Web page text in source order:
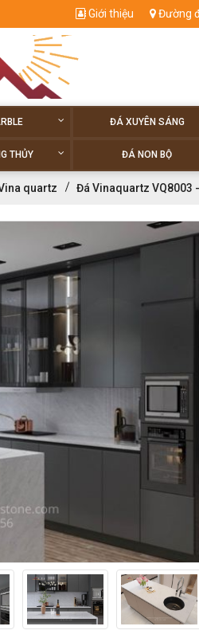
Giới thiệu Đường
ĐÁ XUYÊN SÁNG
THỦY ĐÁ NON BỘ
quartz Đá Vinaquartz VQ8003